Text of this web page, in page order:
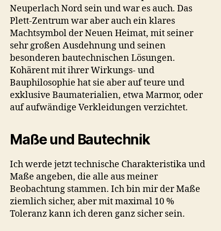
Neuperlach Nord sein und war es auch. Das
Plett-Zentrum war aber auch ein klares
Machtsymbol der Neuen Heimat, mit seiner
sehr großen Ausdehnung und seinen
besonderen bautechnischen Lösungen.
Kohärent mit ihrer Wirkungs- und
Bauphilosophie hat sie aber auf teure und
exklusive Baumaterialien, etwa Marmor, oder
auf aufwändige Verkleidungen verzichtet.
Maße und Bautechnik
Ich werde jetzt technische Charakteristika und
Maße angeben, die alle aus meiner
Beobachtung stammen. Ich bin mir der Maße
ziemlich sicher, aber mit maximal 10 %
Toleranz kann ich deren ganz sicher sein.